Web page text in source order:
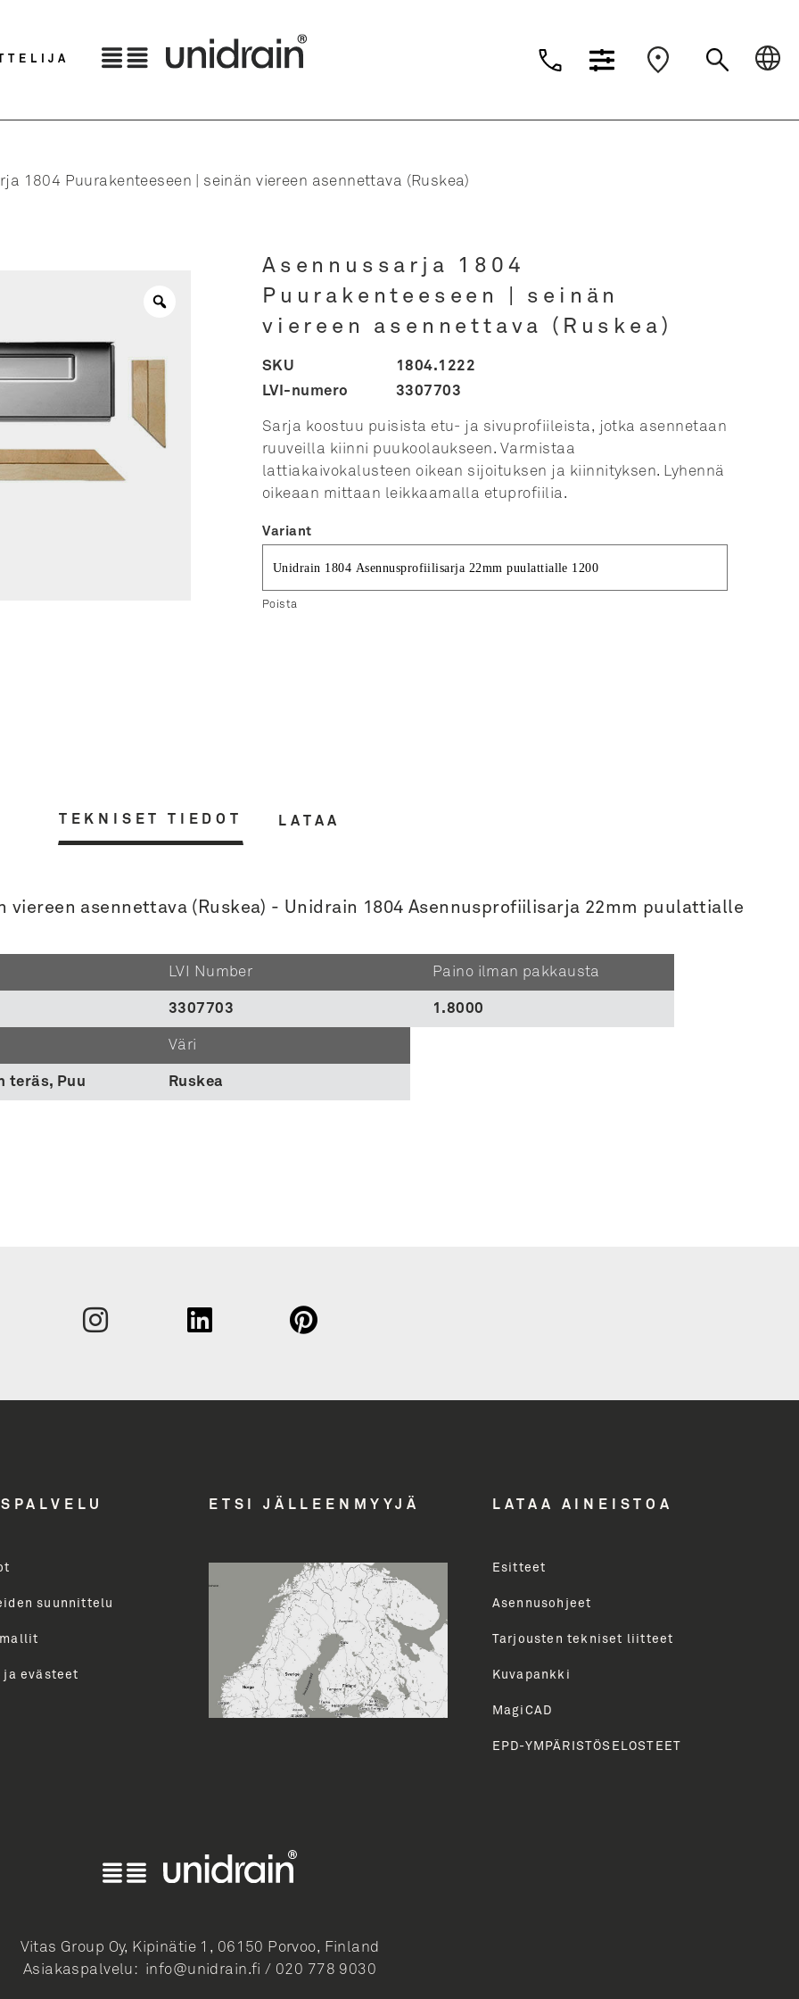
Suomi
Nederlands
1804 Puurakenteeseen | seinän viereen asennettava (Ruskea)
Asennussarja 1804
Puurakenteeseen | seinän
viereen asennettava (Ruskea)
SKU
1804.1222
LVI-numero
3307703
Sarja koostuu puisista etu- ja sivuprofiileista, jotka asennetaan
ruuveilla kiinni puukoolaukseen. Varmistaa
lattiakaivokalusteen oikean sijoituksen ja kiinnityksen. Lyhennä
oikeaan mittaan leikkaamalla etuprofiilia.
Variant
Poista
TEKNISET TIEDOT LATAA
viereen asennettava (Ruskea) - Unidrain 1804 Asennusprofiilisarja 22mm puulattialle
LVI Number
3307703
Paino ilman pakkausta
1.8000
teräs, Puu
Väri
Ruskea
ja paljon muuta.
Email Address
Toimenkuva
LÄHETÄ
suunnittelu
ja evästeet
ETSI JÄLLEENMYYJÄ LATAA AINEISTOA
Esitteet
Asennusohjeet
Tarjousten tekniset liitteet
Kuvapankki
MagiCAD
EPD-YMPÄRISTÖSELOSTEET
Vitas Group Oy, Kipinätie 1, 06150 Porvoo, Finland
Asiakaspalvelu: info@unidrain.fi / 020 778 9030